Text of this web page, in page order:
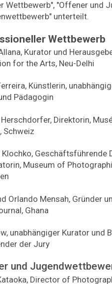
Wettbewerb", "Offener und
unterteilt.
Wettbewerb
Kurator und
for the Arts, Neu-Delhi
Künstlerin,
Pädagogin
Direktorin,
Schweiz
Klochko, Geschäftsführende
Museum of
Orlando Mensah, Gründer
Ghana
unabhängiger Kurator und
der Jury
und
Director of